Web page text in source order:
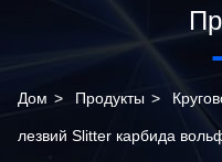
Дом > Продукты >
лезвий Slitter карбида